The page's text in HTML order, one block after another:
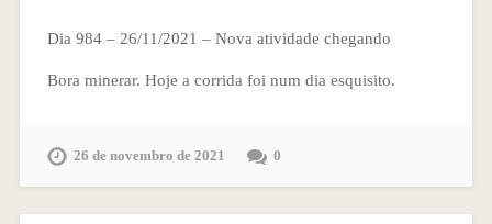
Dia 984 – 26/11/2021 – Nova atividade chegando
Bora minerar. Hoje a corrida foi num dia esquisito.
26 de novembro de 2021 0